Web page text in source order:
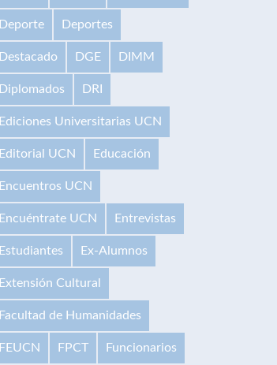
Deporte Deportes
Destacado DGE DIMM
Diplomados DRI
Ediciones Universitarias UCN
Editorial UCN Educación
Encuentros UCN
Encuéntrate UCN Entrevistas
Estudiantes Ex-Alumnos
Extensión Cultural
Facultad de Humanidades
FEUCN FPCT Funcionarios